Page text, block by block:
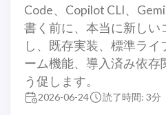
Code、Copilot CLI、
書く前に、本当に新しい
し、既存実装、標準ライ
ーム機能、導入済み依存
う促します。
2026-06-24 読了時間: 3分